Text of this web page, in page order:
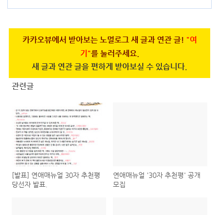
카카오뷰에서 받아보는 노멀로그 새 글과 연관 글! "여
기"를 눌러주세요.
새 글과 연관 글을 편하게 받아보실 수 있습니다.
관련글
[발표] 연애매뉴얼 30자 추천평
당선자 발표.
연애매뉴얼 '30자 추천평' 공개
모집